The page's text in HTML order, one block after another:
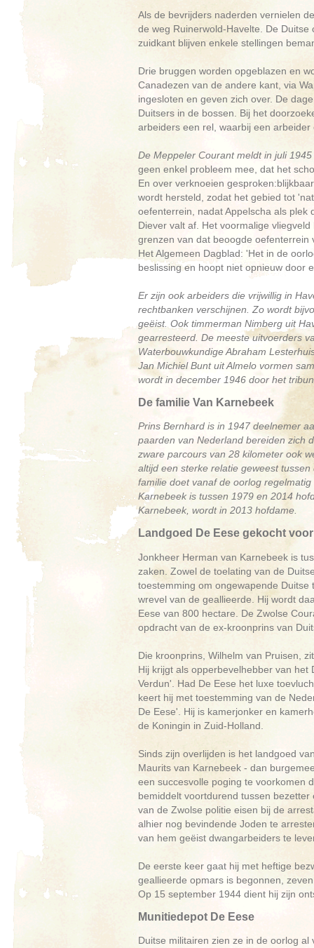
Als de bevrijders naderden vernielen
de weg Ruinerwold-Havelte. De
zuidkant blijven enkele stellingen
Drie bruggen worden opgeblazen en
Canadezen van de andere kant, via
ingesloten en geven zich over. De
Duitsers in de bossen. Bij het
arbeiders een rel, waarbij een arbeider
De Meppeler Courant meldt in juli
geen enkel probleem mee, dat het
En over verknoeien
wordt hersteld, zodat het gebied tot
oefenterrein, nadat Appelscha als
Diever valt af. Het voormalige
grenzen van dat beoogde
Het Algemeen Dagblad: 'Het in de
beslissing en hoopt niet opnieuw door
Er zijn ook arbeiders die vrijwillig in
rechtbanken verschijnen. Zo wordt
geëist. Ook timmerman Nimberg uit
gearresteerd. De meeste uitvoerders
Waterbouwkundige Abraham
Jan Michiel Bunt uit Almelo vormen
wordt in december 1946 door het
De familie Van Karnebeek
Prins Bernhard is in 1947 deelnemer
paarden van Nederland bereiden zich
zware parcours van 28 kilometer ook
altijd een sterke relatie geweest
familie doet vanaf de oorlog
Karnebeek is tussen 1979 en 2014
Karnebeek, wordt in 2013 hofdame.
Landgoed De Eese gekocht
Jonkheer Herman van Karnebeek is
zaken. Zowel de toelating van de
toestemming om ongewapende
wrevel van de geallieerde. Hij wordt
Eese van 800 hectare. De Zwolse
opdracht van de ex-kroonprins van
Die kroonprins, Wilhelm van Pruisen,
Hij krijgt als opperbevelhebber van
Verdun'. Had De Eese het luxe
keert hij met toestemming van de
De Eese'. Hij is kamerjonker en
de Koningin in Zuid-Holland.
Sinds zijn overlijden is het landgoed
Maurits van Karnebeek - dan
een succesvolle poging te voorkomen
bemiddelt voortdurend tussen
van de Zwolse politie eisen bij de
alhier nog bevindende Joden te
van hem geëist dwangarbeiders te
De eerste keer gaat hij met heftige
geallieerde opmars is begonnen,
Op 15 september 1944 dient hij zijn
Munitiedepot De Eese
Duitse militairen zien ze in de oorlog